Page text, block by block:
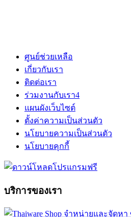
ศูนย์ช่วยเหลือ
เกี่ยวกับเรา
ติดต่อเรา
ร่วมงานกับเรา4
แผนผังเว็บไซต์
ตั้งค่าความเป็นส่วนตัว
นโยบายความเป็นส่วนตัว
นโยบายคุกกี้
บริการของเรา